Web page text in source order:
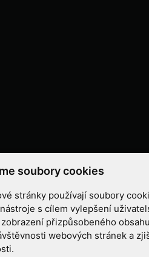
soubory cookies
stránky používají soubory
s cílem vylepšení
přizpůsobeného
webových stránek a